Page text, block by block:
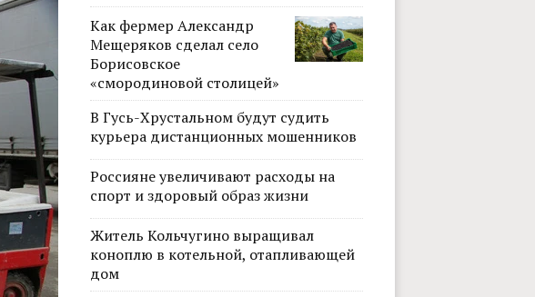
Как фермер Александр
Мещеряков сделал село
Борисовское
«смородиновой столицей»
В Гусь-Хрустальном будут судить
курьера дистанционных мошенников
Россияне увеличивают расходы на
спорт и здоровый образ жизни
Житель Кольчугино выращивал
коноплю в котельной, отапливающей
дом